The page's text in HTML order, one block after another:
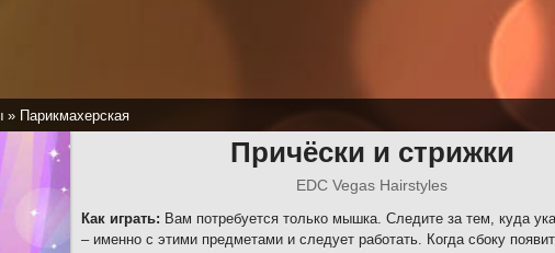
» Парикмахерская
Причёски и стрижки
EDC Vegas Hairstyles
Как играть: Вам потребуется только мышка. Следите за тем, куда
– именно с этими предметами и следует работать. Когда сбоку